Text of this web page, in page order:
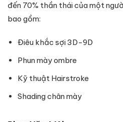
đến 70% thần thái của một
bao gồm:
Điêu khắc sợi 3D-9D
Phun mày ombre
Kỹ thuật Hairstroke
Shading chân mày